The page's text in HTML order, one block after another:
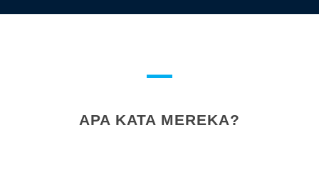
APA KATA MEREKA?